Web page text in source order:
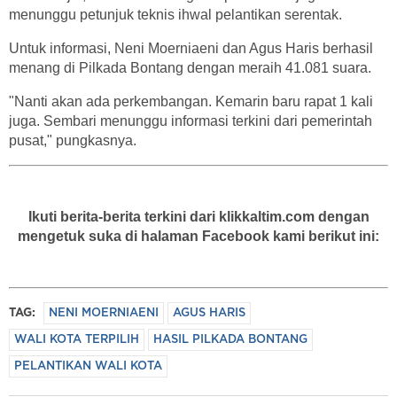
menunggu petunjuk teknis ihwal pelantikan serentak.
Untuk informasi, Neni Moerniaeni dan Agus Haris berhasil
menang di Pilkada Bontang dengan meraih 41.081 suara.
"Nanti akan ada perkembangan. Kemarin baru rapat 1 kali
juga. Sembari menunggu informasi terkini dari pemerintah
pusat," pungkasnya.
Ikuti berita-berita terkini dari klikkaltim.com dengan
mengetuk suka di halaman Facebook kami berikut ini:
TAG: NENI MOERNIAENI AGUS HARIS
WALI KOTA TERPILIH HASIL PILKADA BONTANG
PELANTIKAN WALI KOTA